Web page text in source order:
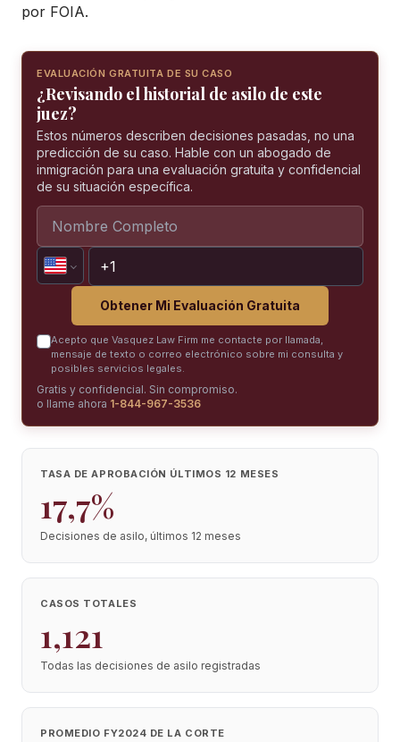
por FOIA.
EVALUACIÓN GRATUITA DE SU CASO
¿Revisando el historial de asilo de este
juez?
Estos números describen decisiones pasadas, no una
predicción de su caso. Hable con un abogado de
inmigración para una evaluación gratuita y confidencial
de su situación específica.
Obtener Mi Evaluación Gratuita
Acepto que Vasquez Law Firm me contacte por llamada,
mensaje de texto o correo electrónico sobre mi consulta y
posibles servicios legales.
Gratis y confidencial. Sin compromiso.
o llame ahora 1-844-967-3536
TASA DE APROBACIÓN ÚLTIMOS 12 MESES
17,7%
Decisiones de asilo, últimos 12 meses
CASOS TOTALES
1,121
Todas las decisiones de asilo registradas
PROMEDIO FY2024 DE LA CORTE